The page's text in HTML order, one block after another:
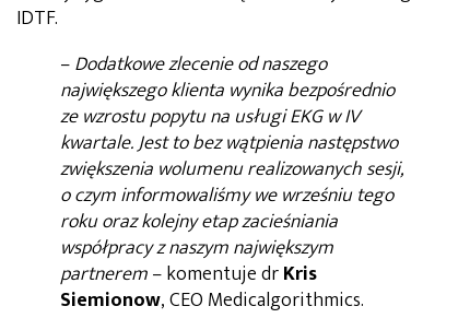
IDTF.
–Dodatkowe zlecenie od naszego
największego klienta wynika bezpośrednio
ze wzrostu popytu na usługi EKG w IV
kwartale. Jest to bez wątpienia następstwo
zwiększenia wolumenu realizowanych sesji,
o czym informowaliśmy we wrześniu tego
roku oraz kolejny etap zacieśniania
współpracy z naszym największym
partnerem– komentuje drKris
Siemionow, CEO Medicalgorithmics.